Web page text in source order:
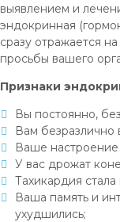
выявлением и
эндокринная
сразу отражается
просьбы вашего
Признаки
Вы постоянно,
Вам безразлично
Ваше настроение
У вас дрожат
Тахикардия
Ваша память и
ухудшились;